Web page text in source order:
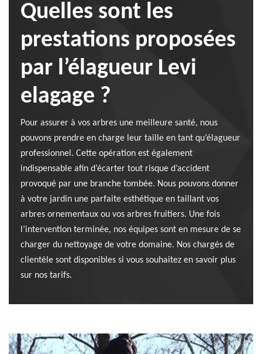
Quelles sont les
prestations proposées
par l’élagueur Levi
elagage ?
Pour assurer à vos arbres une meilleure santé, nous
pouvons prendre en charge leur taille en tant qu’élagueur
professionnel. Cette opération est également
indispensable afin d’écarter tout risque d’accident
provoqué par une branche tombée. Nous pouvons donner
à votre jardin une parfaite esthétique en taillant vos
arbres ornementaux ou vos arbres fruitiers. Une fois
l’intervention terminée, nos équipes sont en mesure de se
charger du nettoyage de votre domaine. Nos chargés de
clientèle sont disponibles si vous souhaitez en savoir plus
sur nos tarifs.